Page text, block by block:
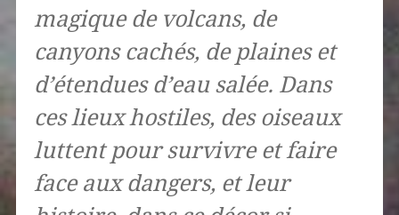
magique de volcans, de
canyons cachés, de plaines et
d’étendues d’eau salée. Dans
ces lieux hostiles, des oiseaux
luttent pour survivre et faire
face aux dangers, et leur